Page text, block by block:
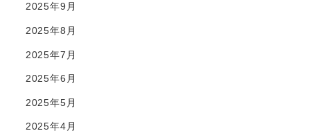
2025年9月
2025年8月
2025年7月
2025年6月
2025年5月
2025年4月